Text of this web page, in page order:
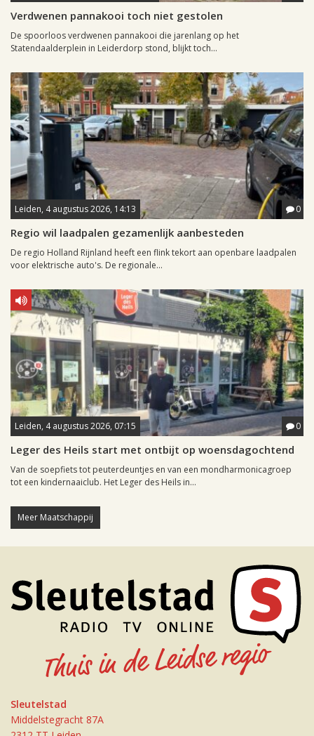
Verdwenen pannakooi toch niet gestolen
De spoorloos verdwenen pannakooi die jarenlang op het
Statendaalderplein in Leiderdorp stond, blijkt toch...
Leiden, 4 augustus 2026, 14:13 0
Regio wil laadpalen gezamenlijk aanbesteden
De regio Holland Rijnland heeft een flink tekort aan openbare laadpalen
voor elektrische auto's. De regionale...
Leiden, 4 augustus 2026, 07:15 0
Leger des Heils start met ontbijt op woensdagochtend
Van de soepfiets tot peuterdeuntjes en van een mondharmonicagroep
tot een kindernaaiclub. Het Leger des Heils in...
Meer Maatschappij
Sleutelstad
Middelstegracht 87A